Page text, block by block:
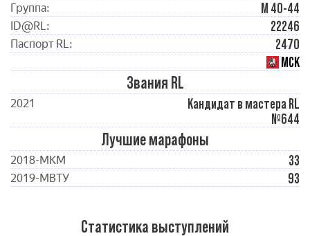
Группа: М 40-44
ID@RL: 22246
Паспорт RL:
2470
МСК
Звания RL
2021
Кандидат в мастера RL
№644
Лучшие марафоны
2018-МКМ 33
2019-МВТУ 93
Статистика выступлений